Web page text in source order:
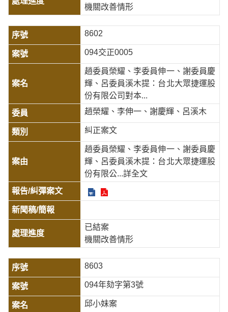
機關改善情形
8602
094交正0005
趙委員榮耀、李委員伸一、謝委員慶
輝、呂委員溪木提：台北大眾捷運股
份有限公司對本...
趙榮耀、李伸一、謝慶輝、呂溪木
糾正案文
趙委員榮耀、李委員伸一、謝委員慶
輝、呂委員溪木提：台北大眾捷運股
份有限公...詳全文
已結案
機關改善情形
8603
094年劾字第3號
邱小妹案